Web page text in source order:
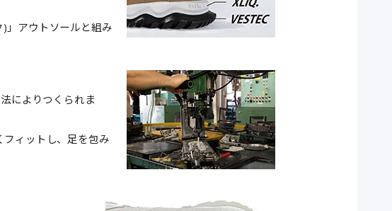
」アウトソールと組み
によりつくられま
ィットし、足を包み